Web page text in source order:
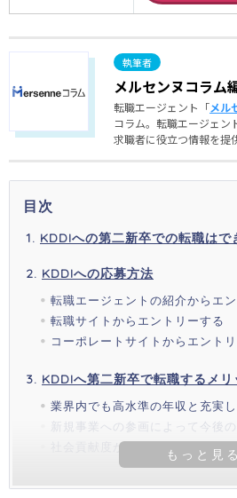
メルセンヌコラム
転職エージェント「メル
コラム。転職エージェン
求職者に役立つ情報を提
目次
KDDIへの第二新卒での転職はで
KDDIへの応募方法
転職エージェントの紹介からエ
転職サイトからエントリーする
コーポレートサイトからエント
KDDIへ第二新卒で転職するメリ
業界内でも高水準の年収と充実
新規事業への参画によって今後
社会貢献度が高く、やりがいを感